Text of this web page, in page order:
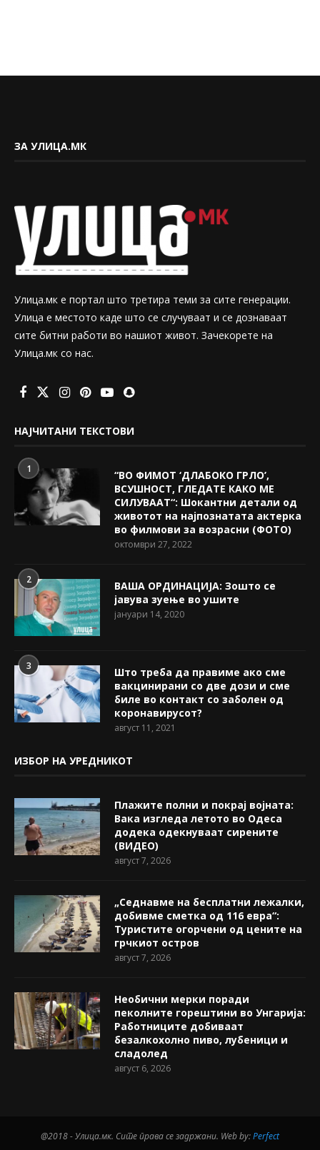
ЗА УЛИЦА.МК
Улица.мк е портал што третира теми за сите генерации.
Улица е местото каде што се случуваат и се дознаваат
сите битни работи во нашиот живот. Зачекорете на
Улица.мк со нас.
НАЈЧИТАНИ ТЕКСТОВИ
1
“ВО ФИМОТ ‘ДЛАБОКО ГРЛО’,
ВСУШНОСТ, ГЛЕДАТЕ КАКО МЕ
СИЛУВААТ“: Шокантни детали од
животот на најпознатата актерка
во филмови за возрасни (ФОТО)
октомври 27, 2022
2
ВАША ОРДИНАЦИЈА: Зошто се
јавува зуење во ушите
јануари 14, 2020
3
Што треба да правиме ако сме
вакцинирани со две дози и сме
биле во контакт со заболен од
коронавирусот?
август 11, 2021
ИЗБОР НА УРЕДНИКОТ
Плажите полни и покрај војната:
Вака изгледа летото во Одеса
додека одекнуваат сирените
(ВИДЕО)
август 7, 2026
„Седнавме на бесплатни лежалки,
добивме сметка од 116 евра“:
Туристите огорчени од цените на
грчкиот остров
август 7, 2026
Необични мерки поради
пеколните горештини во Унгарија:
Работниците добиваат
безалкохолно пиво, лубеници и
сладолед
август 6, 2026
@2018 - Улица.мк. Сите права се задржани. Web by:Perfect